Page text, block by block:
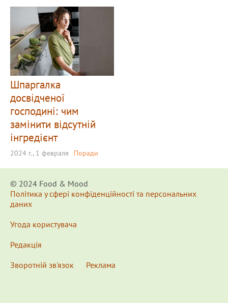
Шпаргалка
досвідченої
господині: чим
замінити відсутній
інгредієнт
2024 г., 1 февраля Поради
© 2024 Food & Мood
Політика у сфері конфіденційності та персональних
даних
Угода користувача
Редакція
Зворотній зв'язок
Реклама